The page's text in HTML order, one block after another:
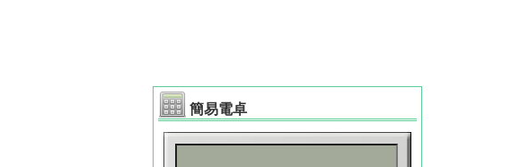
簡易電卓